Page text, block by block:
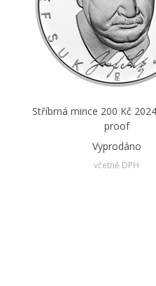
Stříbrná mince 200 Kč
proof
Vyprodáno
včetně DPH